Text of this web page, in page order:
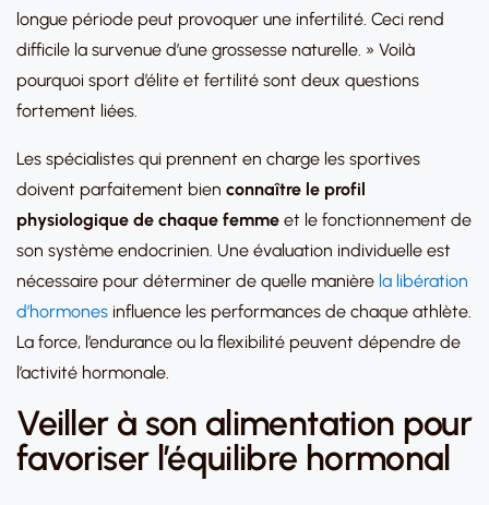
longue période peut provoquer une infertilité. Ceci rend
difficile la survenue d’une grossesse naturelle. » Voilà
pourquoi sport d’élite et fertilité sont deux questions
fortement liées.
Les spécialistes qui prennent en charge les sportives
doivent parfaitement bien connaître le profil
physiologique de chaque femme et le fonctionnement de
son système endocrinien. Une évaluation individuelle est
nécessaire pour déterminer de quelle manière la libération
d’hormones influence les performances de chaque athlète.
La force, l’endurance ou la flexibilité peuvent dépendre de
l’activité hormonale.
Veiller à son alimentation pour
favoriser l’équilibre hormonal